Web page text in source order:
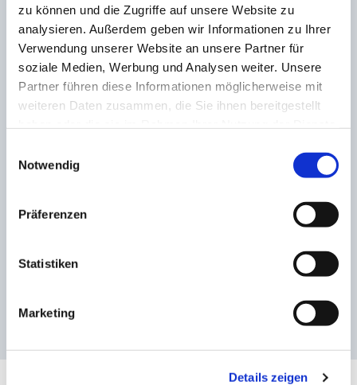
zu können und die Zugriffe auf unsere Website zu
analysieren. Außerdem geben wir Informationen zu Ihrer
Verwendung unserer Website an unsere Partner für
soziale Medien, Werbung und Analysen weiter. Unsere
Partner führen diese Informationen möglicherweise mit
weiteren Daten zusammen, die Sie ihnen bereitgestellt
Notwendig
Präferenzen
Statistiken
Marketing
Details zeigen